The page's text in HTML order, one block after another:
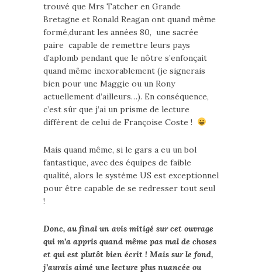
trouvé que Mrs Tatcher en Grande
Bretagne et Ronald Reagan ont quand même
formé,durant les années 80, une sacrée
paire capable de remettre leurs pays
d’aplomb pendant que le nôtre s’enfonçait
quand même inexorablement (je signerais
bien pour une Maggie ou un Rony
actuellement d’ailleurs…). En conséquence,
c’est sûr que j’ai un prisme de lecture
différent de celui de Françoise Coste !
Mais quand même, si le gars a eu un bol
fantastique, avec des équipes de faible
qualité, alors le système US est exceptionnel
pour être capable de se redresser tout seul
!
Donc, au final un avis mitigé sur cet ouvrage
qui m’a appris quand même pas mal de choses
et qui est plutôt bien écrit ! Mais sur le fond,
j’aurais aimé une lecture plus nuancée ou